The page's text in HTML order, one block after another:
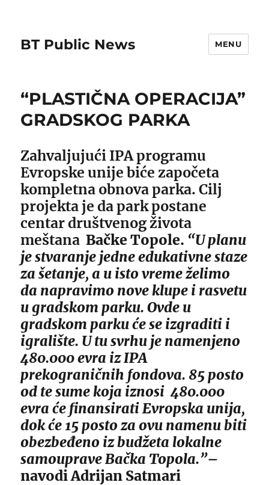
BT Public News MENU
“PLASTIČNA OPERACIJA”
GRADSKOG PARKA
Zahvaljujući IPA programu
Evropske unije biće započeta
kompletna obnova parka. Cilj
projekta je da park postane
centar društvenog života
meštana Bačke Topole. “U planu
je stvaranje jedne edukativne staze
za šetanje, a u isto vreme želimo
da napravimo nove klupe i rasvetu
u gradskom parku. Ovde u
gradskom parku će se izgraditi i
igralište. U tu svrhu je namenjeno
480.000 evra iz IPA
prekograničnih fondova. 85 posto
od te sume koja iznosi 480.000
evra će finansirati Evropska unija,
dok će 15 posto za ovu namenu biti
obezbeđeno iz budžeta lokalne
samouprave Bačka Topola.”–
navodi Adrijan Satmari